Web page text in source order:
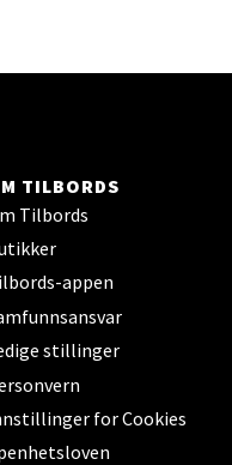
TILBORDS
Tilbords
appen
stillinger
for Cookies
- Thon